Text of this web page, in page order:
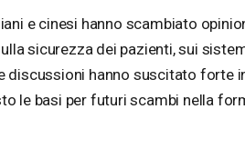
e cinesi hanno scambiato
sicurezza dei pazienti, sui
discussioni hanno suscitato forte
le basi per futuri scambi nella